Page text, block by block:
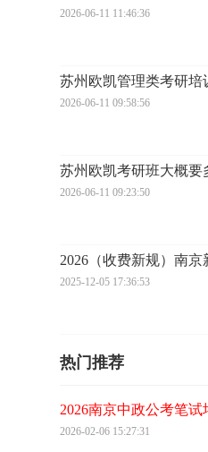
2026-06-11 11:46:36
苏州欧凯管理类考研培
2026-06-11 09:58:56
苏州欧凯考研班大概要
2026-06-11 09:23:50
2026（收费新规）南
2025-12-05 17:36:53
热门推荐
2026南京中政公考笔
2026-02-06 15:27:31